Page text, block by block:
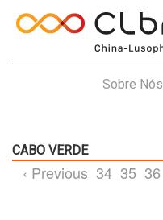
Sobre Nós
CABO VERDE
‹ Previous 34 35 36